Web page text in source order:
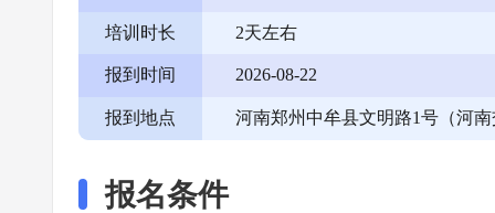
培训时长 2天左右
报到时间 2026-08-22
报到地点 河南郑州中牟县文明路1号（河
报名条件